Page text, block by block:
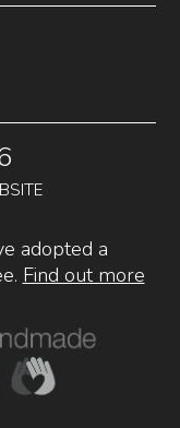
adopted a
Find out more